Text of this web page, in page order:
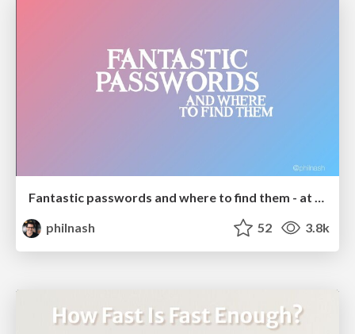
Fantastic passwords and where to find them - at NoRuKo
philnash
52 3.8k